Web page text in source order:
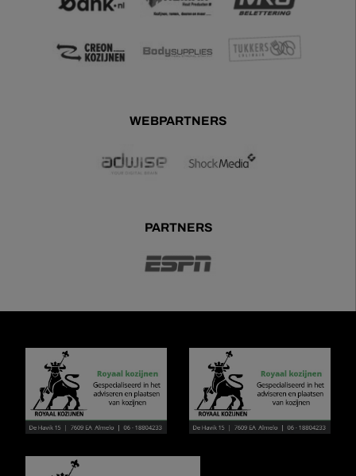
WEBPARTNERS
PARTNERS